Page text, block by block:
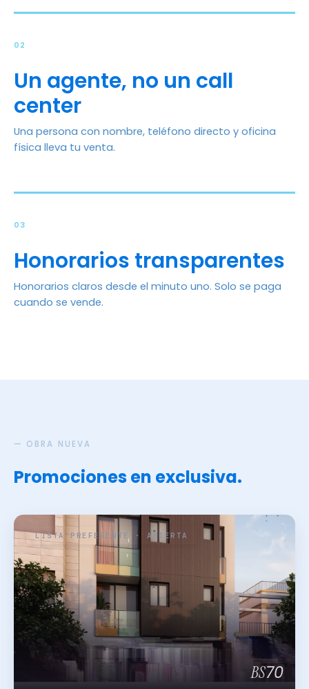
02
Un agente, no un call
center
Una persona con nombre, teléfono directo y oficina
física lleva tu venta.
03
Honorarios transparentes
Honorarios claros desde el minuto uno. Solo se paga
cuando se vende.
— OBRA NUEVA
Promociones en exclusiva.
LISTA PREFERENTE · ABIERTA
BS70